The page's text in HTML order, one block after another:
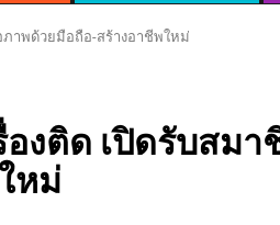
าพด้วยมือถือ-สร้างอาชีพใหม่
งติด เปิดรับสม
หม่